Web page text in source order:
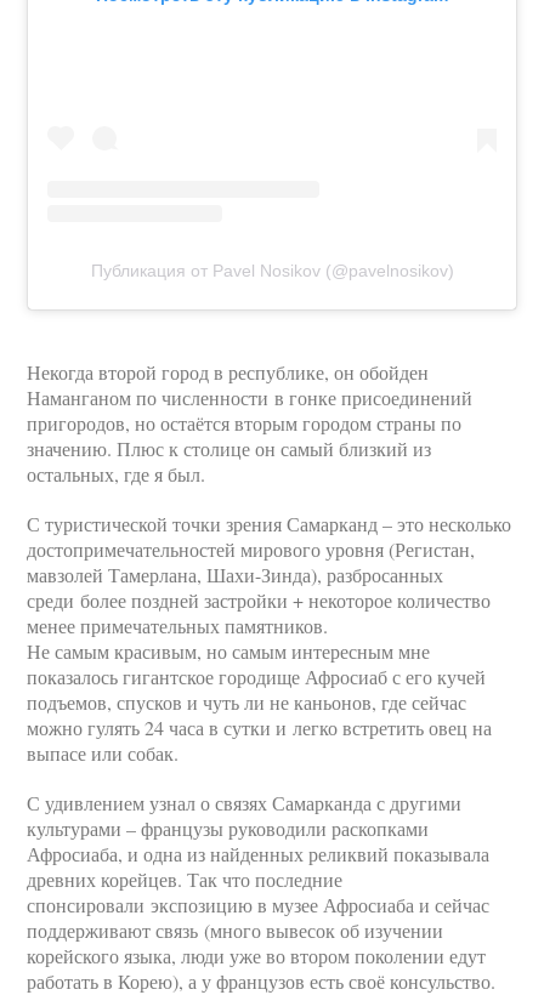
Публикация от Pavel Nosikov (@pavelnosikov)
Некогда второй город в республике, он обойден
Наманганом по численности в гонке присоединений
пригородов, но остаётся вторым городом страны по
значению. Плюс к столице он самый близкий из
остальных, где я был.
С туристической точки зрения Самарканд – это несколько
достопримечательностей мирового уровня (Регистан,
мавзолей Тамерлана, Шахи-Зинда), разбросанных
среди более поздней застройки + некоторое количество
менее примечательных памятников.
Не самым красивым, но самым интересным мне
показалось гигантское городище Афросиаб с его кучей
подъемов, спусков и чуть ли не каньонов, где сейчас
можно гулять 24 часа в сутки и легко встретить овец на
выпасе или собак.
С удивлением узнал о связях Самарканда с другими
культурами – французы руководили раскопками
Афросиаба, и одна из найденных реликвий показывала
древних корейцев. Так что последние
спонсировали экспозицию в музее Афросиаба и сейчас
поддерживают связь (много вывесок об изучении
корейского языка, люди уже во втором поколении едут
работать в Корею), а у французов есть своё консульство.